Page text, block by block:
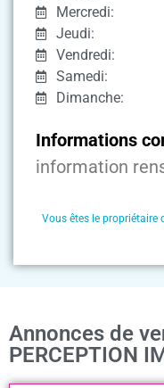
Mercredi:
Jeudi:
Vendredi:
Samedi:
Dimanche:
Informations
information
Vous êtes le propriétaire
Annonces de
PERCEPTION